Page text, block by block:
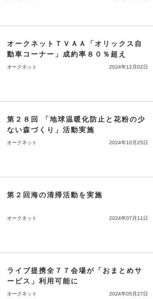
オークネットＴＶＡＡ「オリックス自
動車コーナー」成約率８０％超え
オークネット 2024年12月02日
第２８回 「地球温暖化防止と花粉の少
ない森づくり」活動実施
オークネット 2024年10月25日
第２回海の清掃活動を実施
オークネット 2024年07月11日
ライブ提携全７７会場が「おまとめサ
ービス」利用可能に
オークネット 2024年05月27日